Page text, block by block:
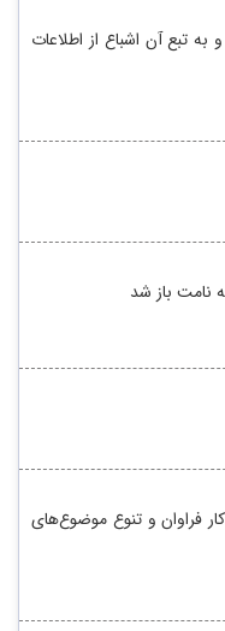
تبع آن اشباع از اطلاعات
نامت باز شد
فراوان و تنوع موضوع‌های